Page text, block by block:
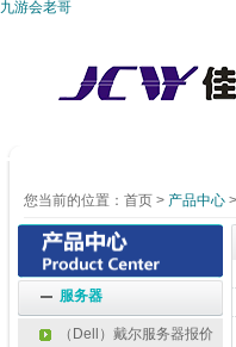
九游会老哥
您当前的位置： 首页 > 产品中心 >
服务器
（Dell）戴尔服务器报价